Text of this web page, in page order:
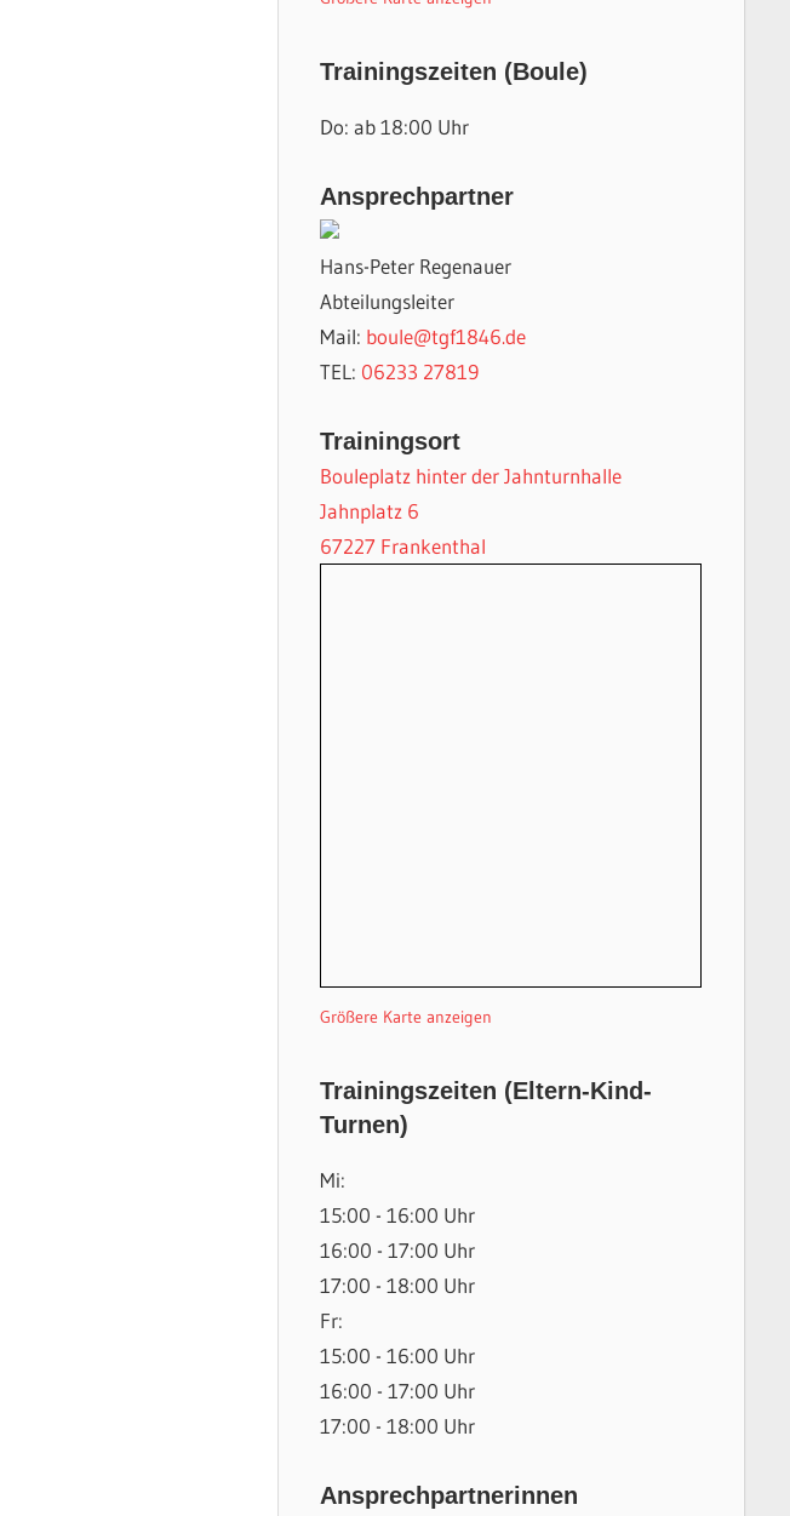
Trainingszeiten (Boule)
Do: ab 18:00 Uhr
Ansprechpartner
Hans-Peter Regenauer
Abteilungsleiter
Mail: boule@tgf1846.de
TEL: 06233 27819
Trainingsort
Bouleplatz hinter der Jahnturnhalle
Jahnplatz 6
67227 Frankenthal
Größere Karte anzeigen
Trainingszeiten (Eltern-Kind-
Turnen)
Mi:
15:00 - 16:00 Uhr
16:00 - 17:00 Uhr
17:00 - 18:00 Uhr
Fr:
15:00 - 16:00 Uhr
16:00 - 17:00 Uhr
17:00 - 18:00 Uhr
Ansprechpartnerinnen